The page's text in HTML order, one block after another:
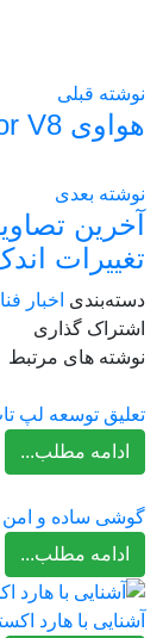
نوشته قبلی
هواوی Honor V8 رسماً رونمایی شد
نوشته بعدی
تغییرات
دسته‌بندی اخبار
اشتراک گذاری
نوشته های مرتبط
تعلیق توسعه لپ
ادامه مطلب...
گوشی ساده و امن
ادامه مطلب...
آشنایی با هارد